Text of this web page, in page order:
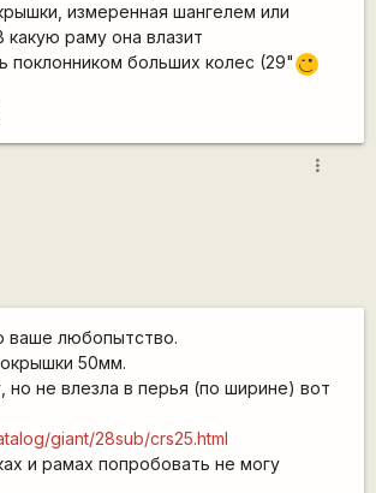
измеренная шангелем или
какую раму она влазит
поклонником больших колес (29" ;)
more_vert
ваше любопытство.
50мм.
но не влезла в перья (по ширине) вот
giant/28sub/crs25.html
и рамах попробовать не могу